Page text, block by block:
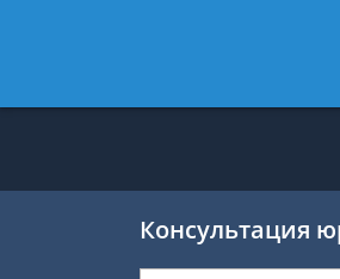
Консультация